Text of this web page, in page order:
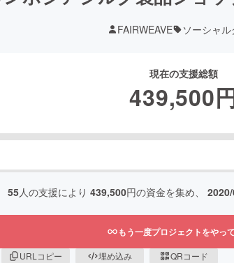
FAIRWEAVE ソーシャル
現在の支援総額
439,500
55人の支援により 439,500円の資金を集め、
もう一度プロジェクトをやっ
URLコピー 埋め込み QRコード